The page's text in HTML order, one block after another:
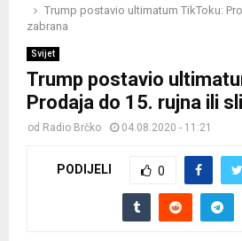
Trump postavio ultimatum TikToku:
zabrana
Svijet
Trump postavio
Prodaja do 15. rujna ili
od Radio Brčko 04.08.2020 - 11:21
PODIJELI 0